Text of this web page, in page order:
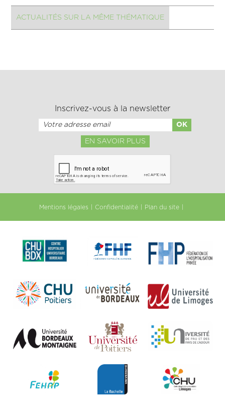
ACTUALITÉS SUR LA MÊME THÉMATIQUE
Inscrivez-vous à la newsletter
EN SAVOIR PLUS
Mentions légales Confidentialité Plan du site